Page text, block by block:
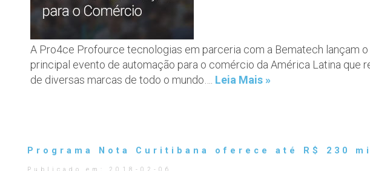
A Pro4ce Profource tecnologias em parceria com a Bematech lançam
principal evento de automação para o comércio da América Latina
de diversas marcas de todo o mundo…. Leia Mais »
Programa Nota Curitibana oferece até R$ 230